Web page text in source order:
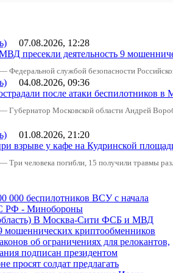
07.08.2026, 12:28
пресекли деятельность 9
Федеральной службой безопасности
04.08.2026, 09:36
после атаки беспилотников в
Губернатор Московской области Андрей
01.08.2026, 21:20
взрыве у кафе на Кудринской
человека погибли, 15 получили травмы
000 беспилотников ВСУ с начала
РФ - Минобороны
В Москва-Сити ФСБ и МВД
мошеннических криптообменников
об ограничениях для релокантов,
подписан президентом
просят солдат предлагать